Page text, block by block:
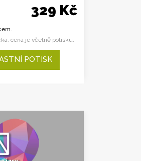
329 Kč
cena je včetně potisku.
POTISK